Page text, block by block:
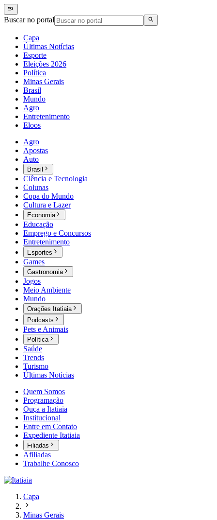
Buscar no portal
Capa
Últimas Notícias
Esporte
Eleições 2026
Política
Minas Gerais
Brasil
Mundo
Agro
Entretenimento
Eloos
Agro
Apostas
Auto
Brasil
Ciência e Tecnologia
Colunas
Copa do Mundo
Cultura e Lazer
Economia
Educação
Emprego e Concursos
Entretenimento
Esportes
Games
Gastronomia
Jogos
Meio Ambiente
Mundo
Orações Itatiaia
Podcasts
Pets e Animais
Política
Saúde
Trends
Turismo
Últimas Notícias
Quem Somos
Programação
Ouça a Itatiaia
Institucional
Entre em Contato
Expediente Itatiaia
Filiadas
Afiliadas
Trabalhe Conosco
Capa
Minas Gerais